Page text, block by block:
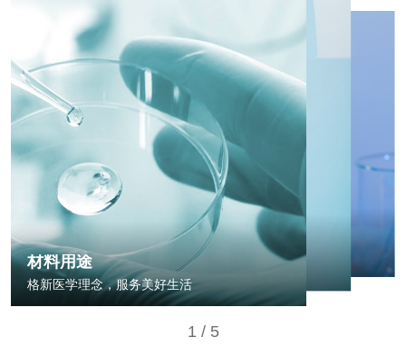
材料用途
格新医学理念，服务美好生活
材料种类
生物医用高分子材料
研发成果
新医美标准的制定者
标准化生产，严把质量关
质量把控，确保产品符合标
1 / 5